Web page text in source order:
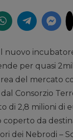
per quasi
del mercato
Consorzio
di 2,8 milioni di
da
dei Nebrodi –